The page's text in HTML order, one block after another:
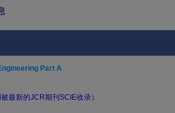
Part A
被最新的JCR期刊SCIE收录）